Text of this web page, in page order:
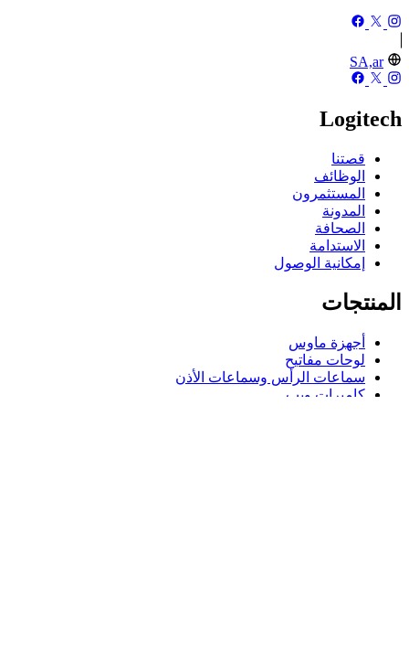
SA,ar
Logitech
قصتنا
الوظائف
المستثمرون
المدونة
الصحافة
الاستدامة
إمكانية الوصول
المنتجات
أجهزة ماوس
لوحات مفاتيح
سماعات الرأس وسماعات الأذن
كاميرات ويب